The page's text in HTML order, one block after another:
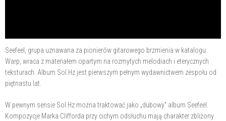
Seefeel, grupa uznawana za pionierów gitarowego brzmienia w katalogu
Warp, wraca z materiałem opartym na rozmytych melodiach i eterycznych
teksturach. Album Sol.Hz jest pierwszym pełnym wydawnictwem zespołu od
piętnastu lat.
W pewnym sensie Sol.Hz można traktować jako „dubowy” album Seefeel.
Kompozycje Marka Clifforda przy cichym odsłuchu mają charakter zbliżony